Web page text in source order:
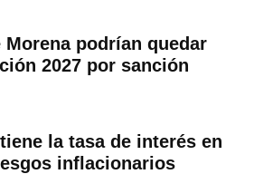
Morena podrían quedar
2027 por sanción
la tasa de interés en
inflacionarios